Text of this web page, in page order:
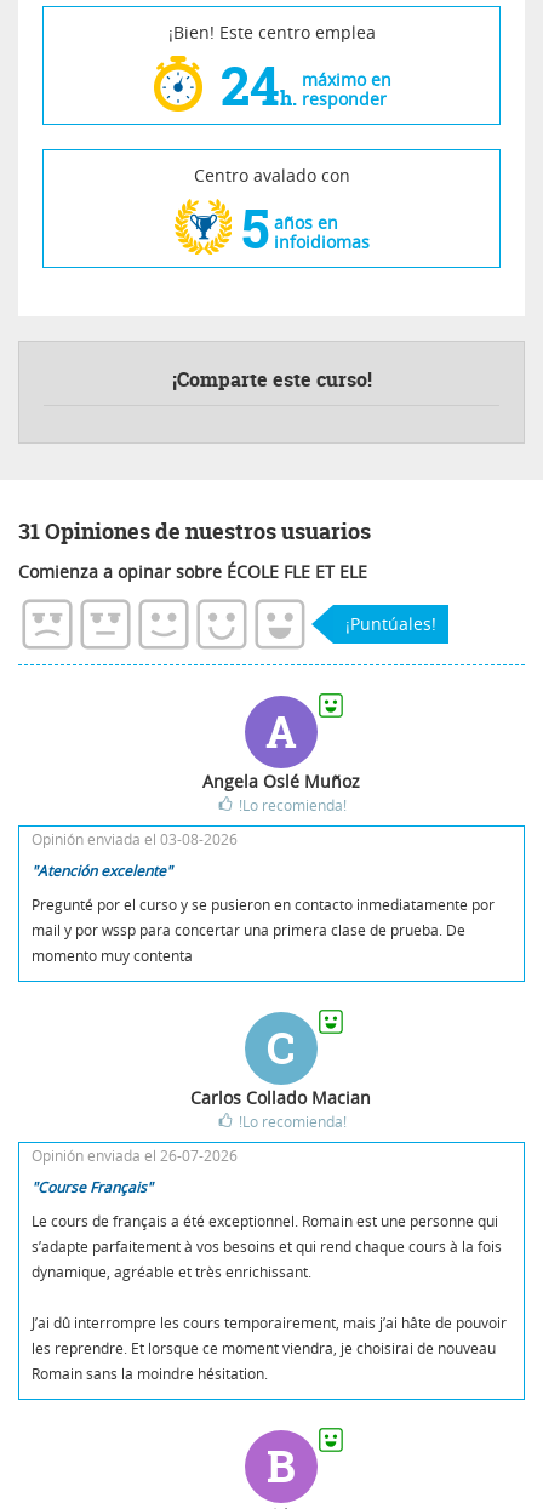
¡Bien! Este centro emplea
24h.
máximo en
responder
Centro avalado con
5 años en
infoidiomas
¡Comparte este curso!
31 Opiniones de nuestros usuarios
Comienza a opinar sobre ÉCOLE FLE ET ELE
¡Puntúales!
A
Angela Oslé Muñoz
!Lo recomienda!
Opinión enviada el 03-08-2026
"Atención excelente"
Pregunté por el curso y se pusieron en contacto inmediatamente por
mail y por wssp para concertar una primera clase de prueba. De
momento muy contenta
C
Carlos Collado Macian
!Lo recomienda!
Opinión enviada el 26-07-2026
"Course Français"
Le cours de français a été exceptionnel. Romain est une personne qui
s’adapte parfaitement à vos besoins et qui rend chaque cours à la fois
dynamique, agréable et très enrichissant.
J’ai dû interrompre les cours temporairement, mais j’ai hâte de pouvoir
les reprendre. Et lorsque ce moment viendra, je choisirai de nouveau
Romain sans la moindre hésitation.
B